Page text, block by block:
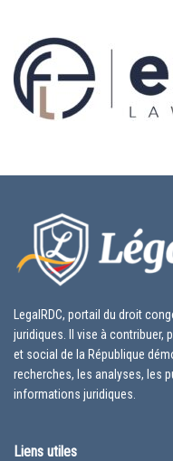
LegalRDC, portail du droit
juridiques. Il vise à contribuer,
et social de la République
recherches, les analyses, les
informations juridiques.
Liens utiles